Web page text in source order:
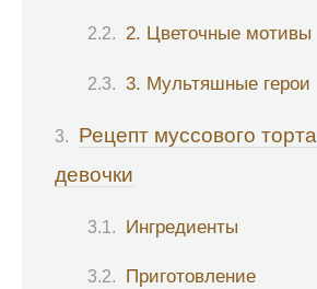
2. Цветочные мотивы
3. Мультяшные герои
Рецепт муссового
девочки
Ингредиенты
Приготовление